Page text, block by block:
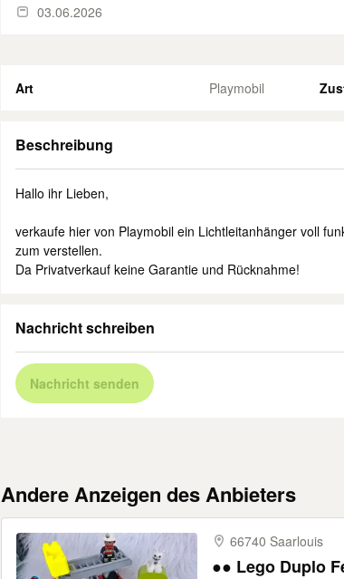
03.06.2026
Art Playmobil
Beschreibung
Hallo ihr Lieben,
verkaufe hier von Playmobil ein Lichtleitanhänger voll
zum verstellen.
Da Privatverkauf keine Garantie und Rücknahme!
Nachricht schreiben
Nachricht senden
Andere Anzeigen des Anbieters
66740 Saarlouis